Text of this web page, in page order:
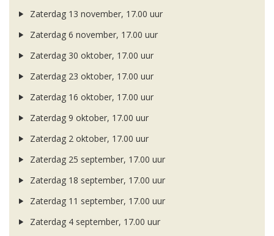
Zaterdag 13 november, 17.00 uur
Zaterdag 6 november, 17.00 uur
Zaterdag 30 oktober, 17.00 uur
Zaterdag 23 oktober, 17.00 uur
Zaterdag 16 oktober, 17.00 uur
Zaterdag 9 oktober, 17.00 uur
Zaterdag 2 oktober, 17.00 uur
Zaterdag 25 september, 17.00 uur
Zaterdag 18 september, 17.00 uur
Zaterdag 11 september, 17.00 uur
Zaterdag 4 september, 17.00 uur